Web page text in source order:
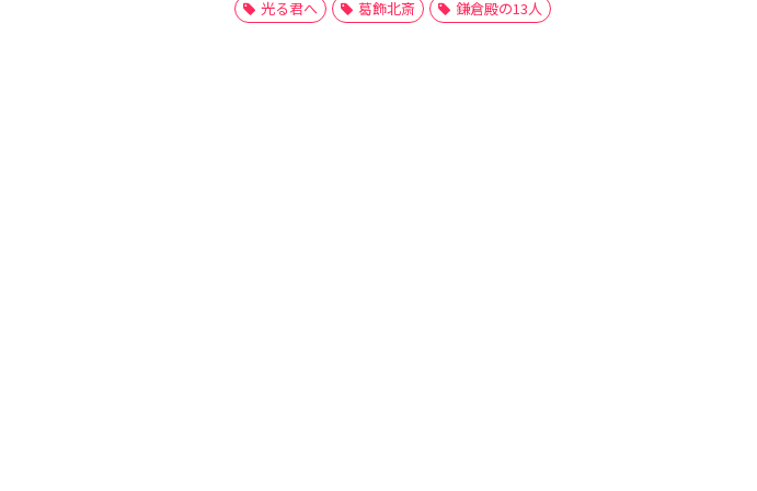
光る君へ 葛飾北斎 鎌倉殿の13人